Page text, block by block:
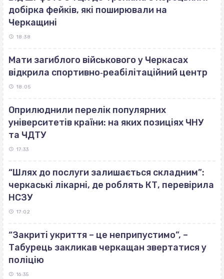
добірка фейків, які поширювали на
Черкащині
18:38
Мати загиблого військового у Черкасах
відкрила спортивно‐реабілітаційний центр
18:05
Оприлюднили перелік популярних
університетів країни: на яких позиціях ЧНУ
та ЧДТУ
17:33
“Шлях до послуги залишається складним”:
черкаські лікарні, де роблять КТ, перевірила
НСЗУ
17:02
“Закриті укриття – це неприпустимо”, –
Табурець закликав черкащан звертатися у
поліцію
16:35